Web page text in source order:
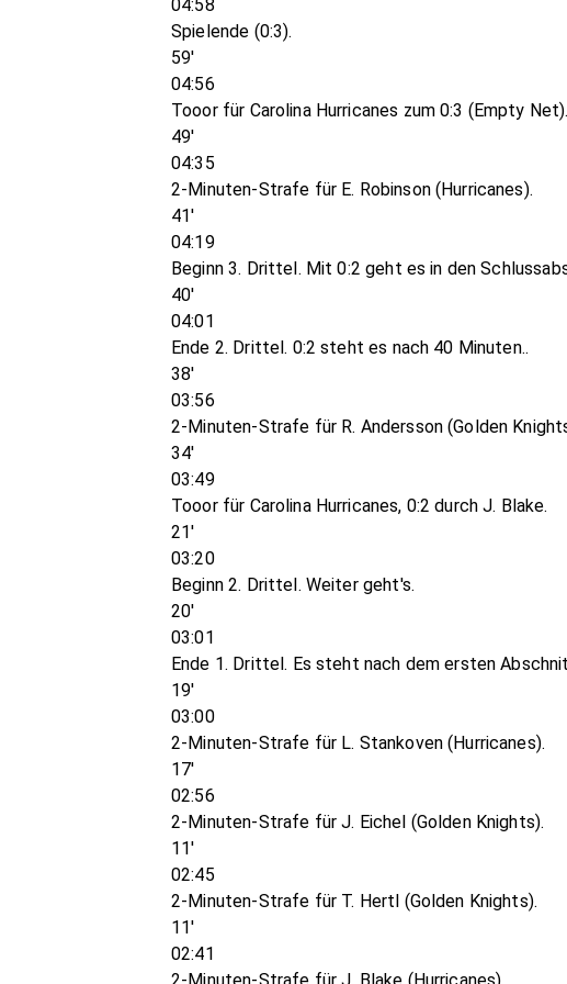
04:58
Spielende (0:3).
59'
04:56
Tooor für Carolina Hurricanes zum 0:3 (Empty
49'
04:35
2-Minuten-Strafe für E. Robinson (Hurricanes).
41'
04:19
Beginn 3. Drittel. Mit 0:2 geht es in den
40'
04:01
Ende 2. Drittel. 0:2 steht es nach 40 Minuten..
38'
03:56
2-Minuten-Strafe für R. Andersson (Golden
34'
03:49
Tooor für Carolina Hurricanes, 0:2 durch J. Blake.
21'
03:20
Beginn 2. Drittel. Weiter geht's.
20'
03:01
Ende 1. Drittel. Es steht nach dem ersten
19'
03:00
2-Minuten-Strafe für L. Stankoven (Hurricanes).
17'
02:56
2-Minuten-Strafe für J. Eichel (Golden Knights).
11'
02:45
2-Minuten-Strafe für T. Hertl (Golden Knights).
11'
02:41